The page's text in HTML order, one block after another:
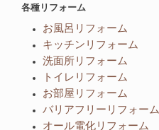
各種リフォーム
お風呂リフォーム
キッチンリフォーム
洗面所リフォーム
トイレリフォーム
お部屋リフォーム
バリアフリーリフォーム
オール電化リフォーム